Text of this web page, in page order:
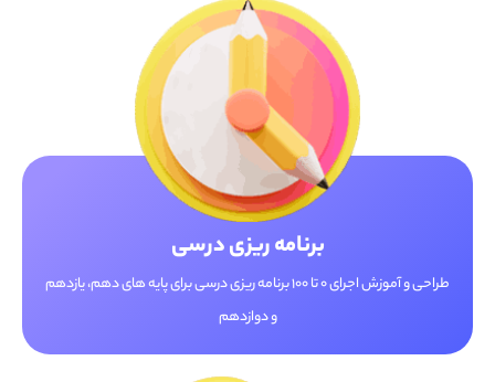
برنامه ریزی درسی
طراحی و آموزش اجرای 0 تا 100 برنامه ریزی درسی برای پایه های دهم، یازدهم
و دوازدهم